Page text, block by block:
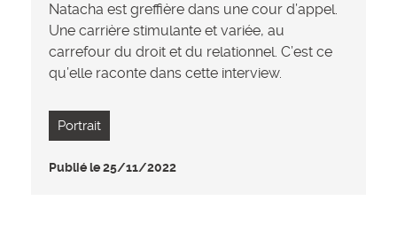
Natacha est greffière dans une cour d’appel.
Une carrière stimulante et variée, au
carrefour du droit et du relationnel. C’est ce
qu’elle raconte dans cette interview.
Portrait
Publié le 25/11/2022